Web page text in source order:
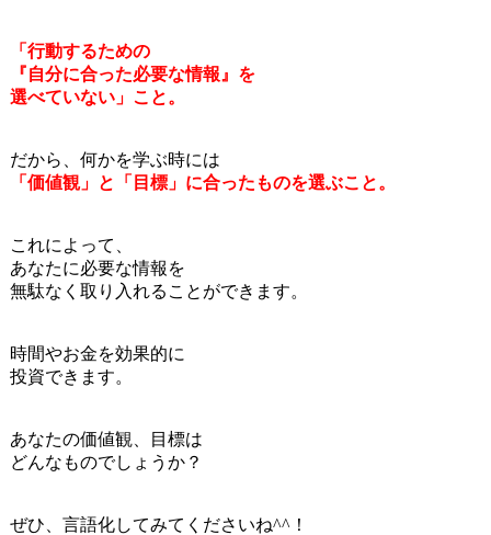
「行動するための
『自分に合った必要な情報』を
選べていない」こと。
だから、何かを学ぶ時には
「価値観」と「目標」に合ったものを選ぶこと。
これによって、
あなたに必要な情報を
無駄なく取り入れることができます。
時間やお金を効果的に
投資できます。
あなたの価値観、目標は
どんなものでしょうか？
ぜひ、言語化してみてくださいね^^！